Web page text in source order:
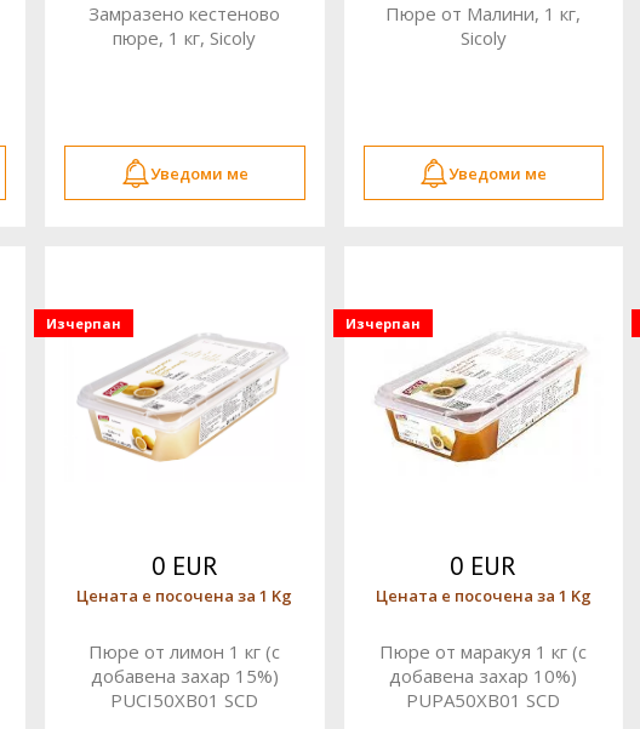
Замразено кестеново
пюре, 1 кг, Sicoly
Уведоми ме
Пюре от Малини, 1 кг,
Sicoly
Уведоми ме
Изчерпан
0 EUR
Цената е посочена за 1 Kg
Пюре от лимон 1 кг (с
добавена захар 15%)
PUCI50XB01 SCD
Изчерпан
0 EUR
Цената е посочена за 1 Kg
Пюре от маракуя 1 кг (с
добавена захар 10%)
PUPA50XB01 SCD